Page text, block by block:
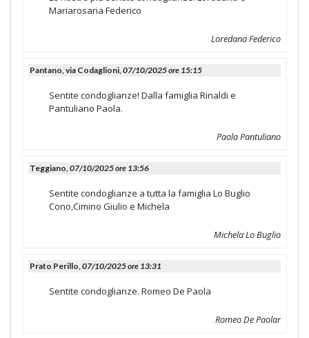
Mariarosaria Federico
Loredana Federico
Pantano, via Codaglioni,07/10/2025 ore 15:15
Sentite condoglianze! Dalla famiglia Rinaldi e
Pantuliano Paola.
Paola Pantuliano
Teggiano,07/10/2025 ore 13:56
Sentite condoglianze a tutta la famiglia Lo Buglio
Cono,Cimino Giulio e Michela
Michela Lo Buglio
Prato Perillo,07/10/2025 ore 13:31
Sentite condoglianze. Romeo De Paola
Romeo De Paolar